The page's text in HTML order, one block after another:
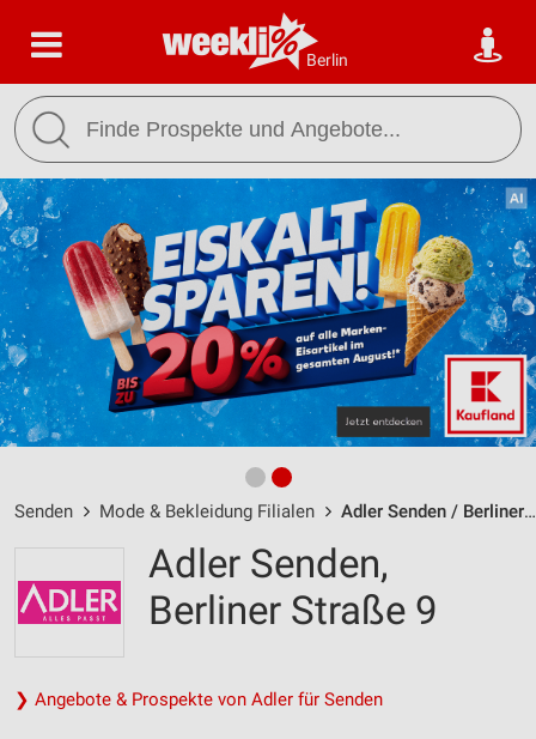
Berlin
Senden Mode & Bekleidung Filialen Adler Senden / Berliner Straße 9 - Öffnungszeiten & Adresse
Adler Senden,
Berliner Straße 9
❯ Angebote & Prospekte von Adler für Senden